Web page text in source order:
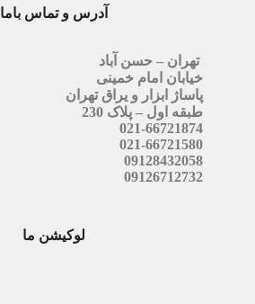
آدرس و تماس باما
تهران – حسن آباد
خیابان امام خمینی
پاساژ ابزار و یراق تهران
طبقه اول – پلاک 230
021-66721874
021-66721580
09128432058
09126712732
لوکیشن ما